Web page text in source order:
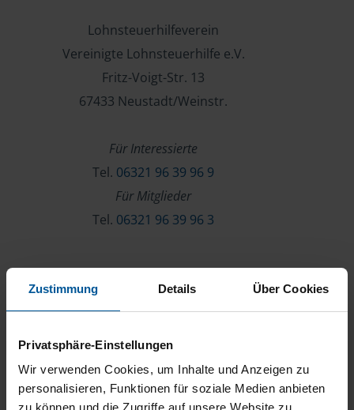
Zustimmung Details Über Cookies
Privatsphäre-Einstellungen
Wir verwenden Cookies, um Inhalte und Anzeigen zu
personalisieren, Funktionen für soziale Medien anbieten
zu können und die Zugriffe auf unsere Website zu
Lohnsteuerhilfeverein
Vereinigte Lohnsteuerhilfe e.V.
Fritz-Voigt-Str. 13
67433 Neustadt/Weinstr.
Für Interessierte
Tel. 06321 96 39 96 9
Für Mitglieder
Tel. 06321 96 39 96 3
Über die VLH
Beratersuche
Karriere
Presse